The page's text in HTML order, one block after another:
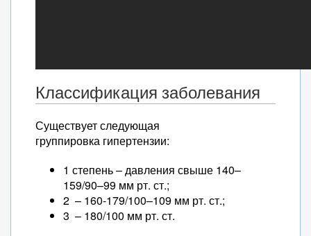
Классификация заболевания
Существует следующая
группировка гипертензии:
1 степень – давления свыше 140–
159/90–99 мм рт. ст.;
2 – 160-179/100–109 мм рт. ст.;
3 – 180/100 мм рт. ст.